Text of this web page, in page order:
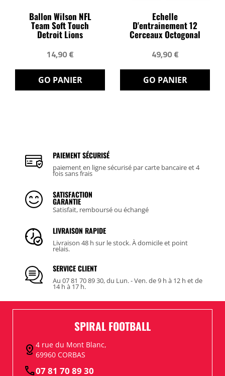
Ballon Wilson NFL
Team Soft Touch
Detroit Lions
14,90 €
GO PANIER
Echelle
D'entrainement 12
Cerceaux Octogonal
49,90 €
GO PANIER
PAIEMENT SÉCURISÉ
paiement en ligne sécurisé par carte bancaire et 4
fois sans frais
SATISFACTION
GARANTIE
Satisfait, remboursé ou échangé
LIVRAISON RAPIDE
Livraison 48 h sur le stock. À domicile et point
relais.
SERVICE CLIENT
Au 07 81 70 89 30, du Lun. - Ven. de 9 h à 12 h et de
14 h à 17 h.
SPIRAL FOOTBALL
distance 4 rue du Mont Blanc,
69960 CORBAS
call07 81 70 89 30